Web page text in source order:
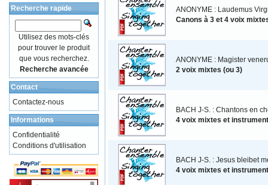
ANONYME : Laudemus
Canons à 3 et 4 voix
ANONYME : Magister
2 voix mixtes (ou 3)
BACH J-S. : Chantons en
4 voix mixtes et
BACH J-S. : Jesus bleibet
4 voix mixtes et
Recherche rapide
Utilisez des mots-clés
pour trouver le produit
que vous recherchez.
Recherche avancée
Contact
Contactez-nous
Informations
Confidentialité
Conditions d'utilisation